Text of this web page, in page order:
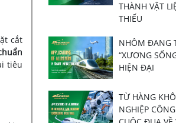
Tư vấn
cắt
tiêu
THÀNH VẬT
THIẾU
NHÔM ĐANG
“XƯƠNG
HIỆN ĐẠI
TỪ HÀNG
NGHIỆP